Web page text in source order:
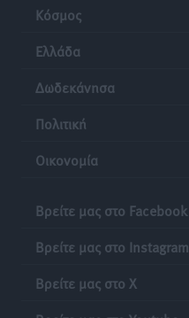
Κόσμος
Ελλάδα
Δωδεκάνησα
Πολιτική
Οικονομία
Βρείτε μας στο Facebook
Βρείτε μας στο Instagram
Βρείτε μας στο X